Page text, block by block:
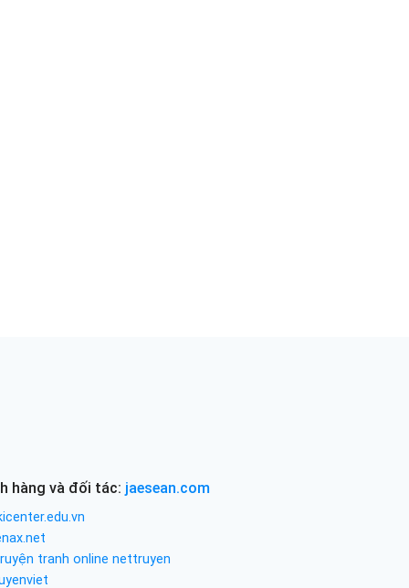
hàng và đối tác: jaesean.com
tranh online nettruyen